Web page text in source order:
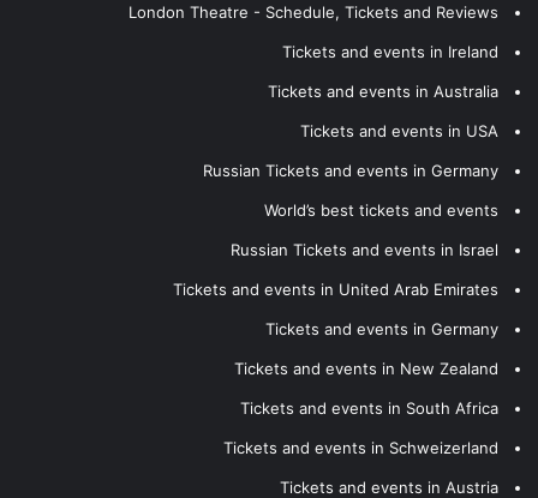
London Theatre - Schedule, Tickets and Reviews
Tickets and events in Ireland
Tickets and events in Australia
Tickets and events in USA
Russian Tickets and events in Germany
World’s best tickets and events
Russian Tickets and events in Israel
Tickets and events in United Arab Emirates
Tickets and events in Germany
Tickets and events in New Zealand
Tickets and events in South Africa
Tickets and events in Schweizerland
Tickets and events in Austria